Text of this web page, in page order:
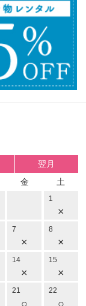
翌月
金 土
1
×
7
×
8
×
14
×
15
×
21 22